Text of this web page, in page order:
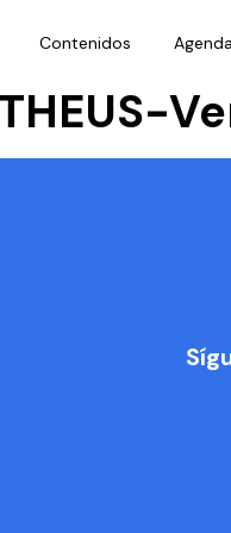
Contenidos Agenda